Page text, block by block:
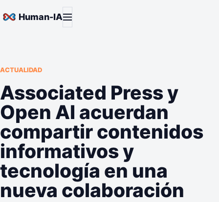
Saltar al contenido
Human-IAAbrir menú
ACTUALIDAD
Associated Press y
Open AI acuerdan
compartir contenidos
informativos y
tecnología en una
nueva colaboración